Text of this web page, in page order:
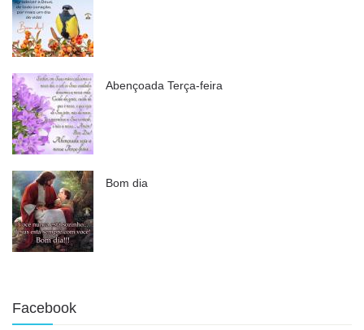
Abençoada Terça-feira
Bom dia
Facebook